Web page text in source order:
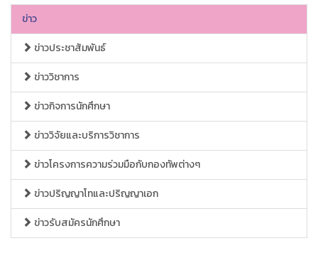
ข่าว
ข่าวประชาสัมพันธ์
ข่าววิชาการ
ข่าวกิจการนักศึกษา
ข่าววิจัยและบริการวิชาการ
ข่าวโครงการความร่วมมือกับกองทัพต่างๆ
ข่าวปริญญาโทและปริญญาเอก
ข่าวรับสมัครนักศึกษา